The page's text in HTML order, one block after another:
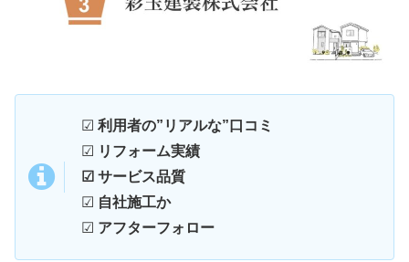
☑ 利用者の”リアルな”口コミ
☑ リフォーム実績
☑ サービス品質
☑ 自社施工か
☑ アフターフォロー